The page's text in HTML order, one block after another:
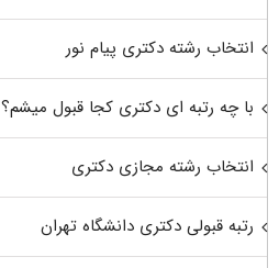
انتخاب رشته دکتری پیام نور
با چه رتبه ای دکتری کجا قبول میشم؟
انتخاب رشته مجازی دکتری
رتبه قبولی دکتری دانشگاه تهران